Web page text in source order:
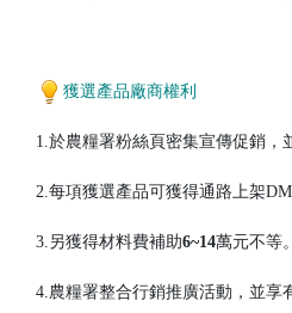
獲選產品廠商權利
1.於農糧署粉絲頁密集宣傳促銷，
2.每項獲選產品可獲得通路上架
3.另獲得材料費補助6~14萬元不等。
4.農糧署整合行銷推廣活動，並享